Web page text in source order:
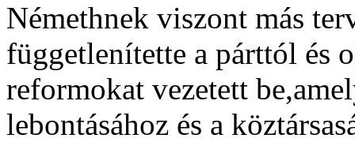
Némethnek viszont más
függetlenítette a párttól és
reformokat vezetett
lebontásához és a